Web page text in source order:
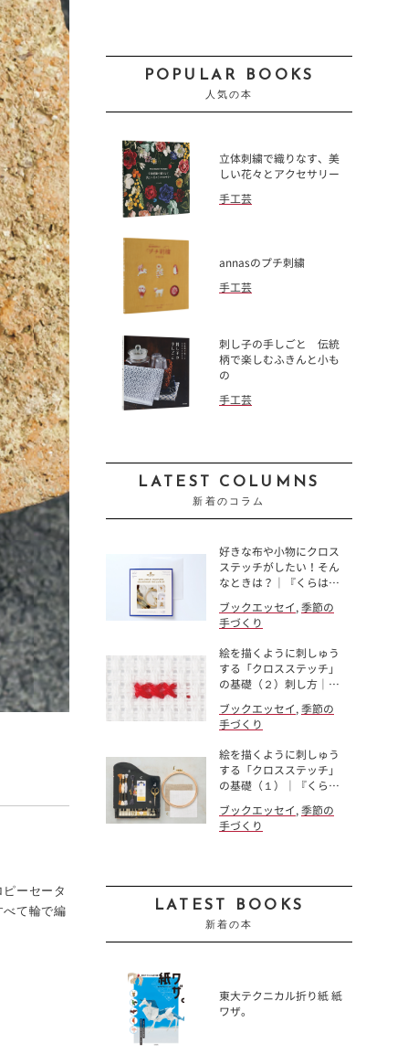
ーセータ
べて輪で編
POPULAR BOOKS
人気の本
立体刺繍で織りなす、美
しい花々とアクセサリー
手工芸
annasのプチ刺繍
手工芸
刺し子の手しごと 伝統
柄で楽しむふきんと小も
の
手工芸
LATEST COLUMNS
新着のコラム
好きな布や小物にクロス
ステッチがしたい！そん
なときは？｜『くらは…
ブックエッセイ
季節の
手づくり
絵を描くように刺しゅう
する「クロスステッチ」
の基礎（２）刺し方｜…
ブックエッセイ
季節の
手づくり
絵を描くように刺しゅう
する「クロスステッチ」
の基礎（１）｜『くら…
ブックエッセイ
季節の
手づくり
LATEST BOOKS
新着の本
東大テクニカル折り紙 紙
ワザ。